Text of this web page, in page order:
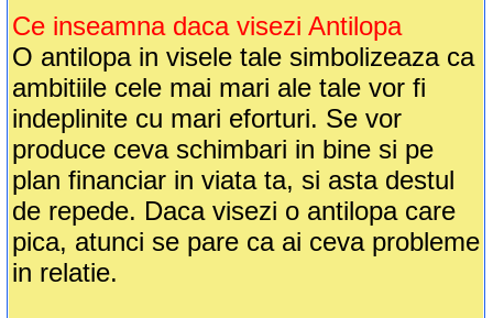
Ce inseamna daca visezi Antilopa
O antilopa in visele tale simbolizeaza ca
ambitiile cele mai mari ale tale vor fi
indeplinite cu mari eforturi. Se vor
produce ceva schimbari in bine si pe
plan financiar in viata ta, si asta destul
de repede. Daca visezi o antilopa care
pica, atunci se pare ca ai ceva probleme
in relatie.